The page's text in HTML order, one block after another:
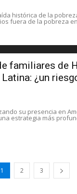
histórica de la
fuera de la pobreza
familiares de
¿un
su presencia en
estrategia más
1 2 3